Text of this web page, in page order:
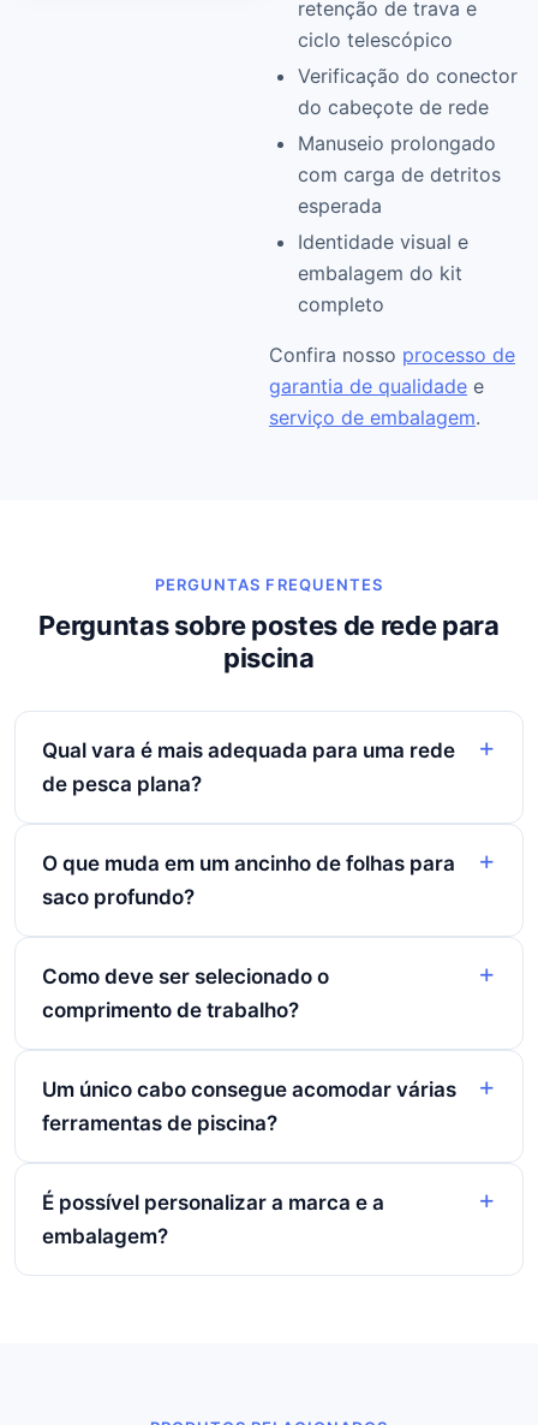
retenção de trava e
ciclo telescópico
Verificação do conector
do cabeçote de rede
Manuseio prolongado
com carga de detritos
esperada
Identidade visual e
embalagem do kit
completo
Confira nosso processo de
garantia de qualidade e
serviço de embalagem.
PERGUNTAS FREQUENTES
Perguntas sobre postes de rede para
piscina
Qual vara é mais adequada para uma rede
de pesca plana?
O que muda em um ancinho de folhas para
saco profundo?
Como deve ser selecionado o
comprimento de trabalho?
Um único cabo consegue acomodar várias
ferramentas de piscina?
É possível personalizar a marca e a
embalagem?